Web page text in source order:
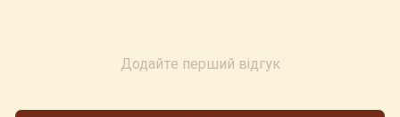
Додайте перший відгук